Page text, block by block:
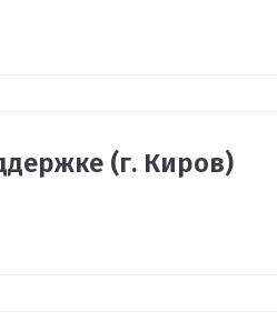
(г. Киров)